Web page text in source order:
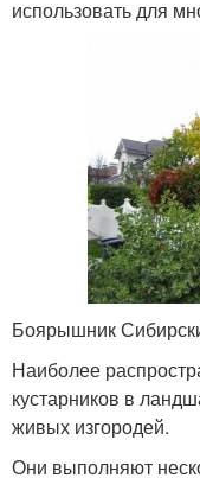
использовать для
Боярышник
Наиболее
кустарников в
живых изгородей.
Они выполняют